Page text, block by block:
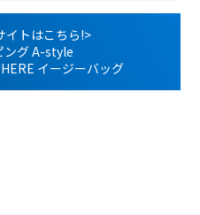
イトはこちら!>
ング A-style
イージーバッグ